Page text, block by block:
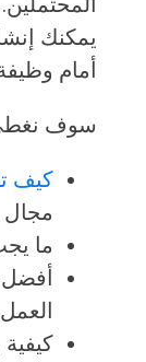
يمكنك
أمام
سوف
كيف
ما
أفضل